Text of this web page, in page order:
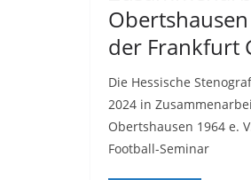
der Frankfurt
Die Hessische
2024 in
Obertshausen 1964 e.
Football-Seminar